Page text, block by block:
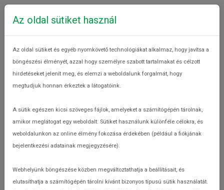
Tag: környezettudatosság
Hol termelődik a felesleg?
Élelmiszerpazarlásról
Az oldal sütiket használ
Az oldal sütiket és egyéb nyomkövető technológiákat alkalmaz, hogy javítsa a
böngészési élményét, azzal hogy személyre szabott tartalmakat és célzott
hirdetéseket jelenít meg, és elemzi a weboldalunk forgalmát, hogy
megtudjuk honnan érkeztek a látogatóink.
A sütik egészen kicsi szöveges fájlok, amelyeket a számítógépén tárolnak,
amikor meglátogat egy weboldalt. Sütiket használunk különféle célokra, és
weboldalunkon az online élmény fokozása érdekében (például a fiókjának
bejelentkezési adatainak megjegyzésére).
Webhelyünk böngészése közben megváltoztathatja a beállításait, és
elutasíthatja a számítógépén tárolni kívánt bizonyos típusú sütik használatát.